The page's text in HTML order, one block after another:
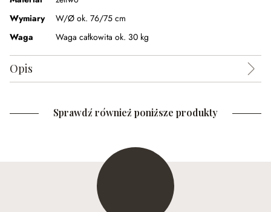
Wymiary
W/Ø ok. 76/75 cm
Waga
Waga całkowita ok. 30 kg
Opis
Sprawdź również poniższe produkty